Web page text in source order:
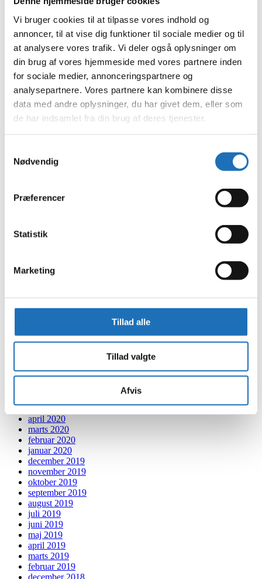
Vi bruger cookies til at tilpasse vores indhold og
annoncer, til at vise dig funktioner til sociale medier og til
at analysere vores trafik. Vi deler også oplysninger om
din brug af vores hjemmeside med vores partnere inden
for sociale medier, annonceringspartnere og
analysepartnere. Vores partnere kan kombinere disse
data med andre oplysninger, du har givet dem, eller som
de har indsamlet fra din brug af deres tjenester.
Nødvendig
Præferencer
Statistik
Marketing
Tillad alle
Tillad valgte
Afvis
august 2023
juli 2023
juni 2023
maj 2023
april 2023
februar 2023
januar 2023
december 2022
november 2022
oktober 2022
september 2022
august 2022
juli 2022
maj 2022
april 2022
januar 2022
oktober 2021
september 2021
juni 2021
december 2020
november 2020
august 2020
maj 2020
april 2020
marts 2020
februar 2020
januar 2020
december 2019
november 2019
oktober 2019
september 2019
august 2019
juli 2019
juni 2019
maj 2019
april 2019
marts 2019
februar 2019